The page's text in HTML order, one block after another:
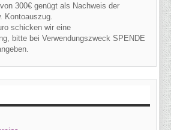
300€ genügt als Nachweis der
Kontoauszug.
schicken wir eine
bitte bei Verwendungszweck SPENDE